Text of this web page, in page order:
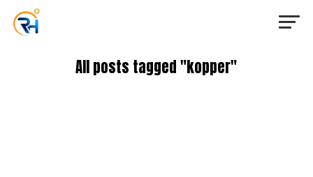
All posts tagged "kopper"